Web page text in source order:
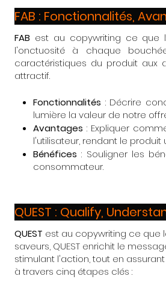
FAB : Fonctionnalités,
FAB est au copywriting ce
l'onctuosité à chaque
caractéristiques du produit aux
attractif.
Fonctionnalités : Décrire
lumière la valeur de notre
Avantages : Expliquer
l'utilisateur, rendant le produit
Bénéfices : Souligner les
consommateur.
QUEST : Qualify,
QUEST est au copywriting ce que
saveurs, QUEST enrichit le
stimulant l'action, tout en
à travers cinq étapes clés :